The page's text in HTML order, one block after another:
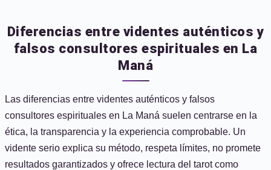
Diferencias entre videntes auténticos y
falsos consultores espirituales en La
Maná
Las diferencias entre videntes auténticos y falsos
consultores espirituales en La Maná suelen centrarse en la
ética, la transparencia y la experiencia comprobable. Un
vidente serio explica su método, respeta límites, no promete
resultados garantizados y ofrece lectura del tarot como